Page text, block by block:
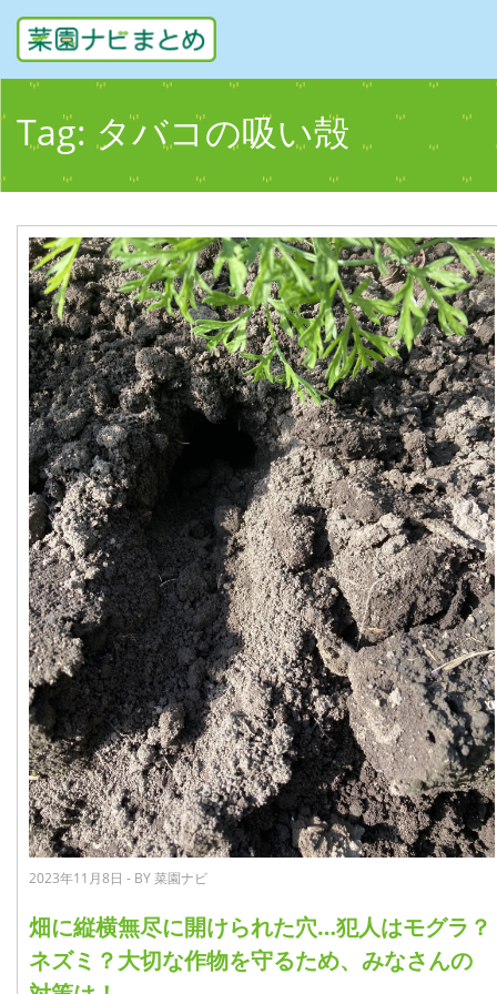
Tag: タバコの吸い殻
2023年11月8日 - BY 菜園ナビ
畑に縦横無尽に開けられた穴…犯人はモグラ？
ネズミ？大切な作物を守るため、みなさんの